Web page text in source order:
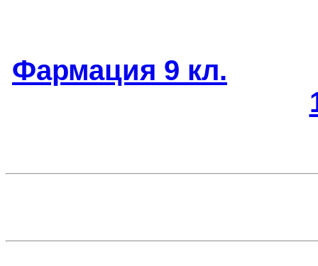
Фармация 9 кл.